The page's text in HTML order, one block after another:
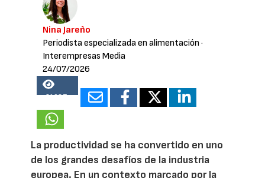
Nina Jareño
Periodista especializada en alimentación ·
Interempresas Media
24/07/2026
21687
La productividad se ha convertido en uno
de los grandes desafíos de la industria
europea. En un contexto marcado por la